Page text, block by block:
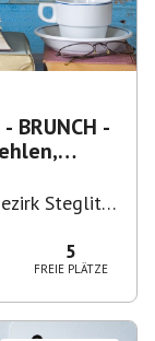
Steglitz-
5
FREIE PLÄTZE